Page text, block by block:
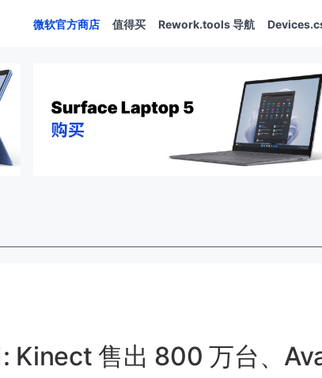
微软官方商店 值得买 Rework.tools 导航
Kinect 售出 800 万台、